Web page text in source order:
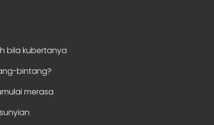
bila kubertanya
bintang?
merasa